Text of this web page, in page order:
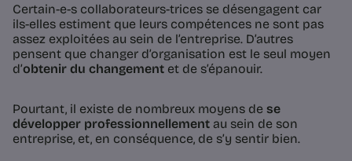
Certain-e-s collaborateurs-trices se désengagent car
ils-elles estiment que leurs compétences ne sont pas
assez exploitées au sein de l’entreprise. D’autres
pensent que changer d’organisation est le seul moyen
d’obtenir du changement et de s’épanouir.
Pourtant, il existe de nombreux moyens de se
développer professionnellement au sein de son
entreprise, et, en conséquence, de s’y sentir bien.